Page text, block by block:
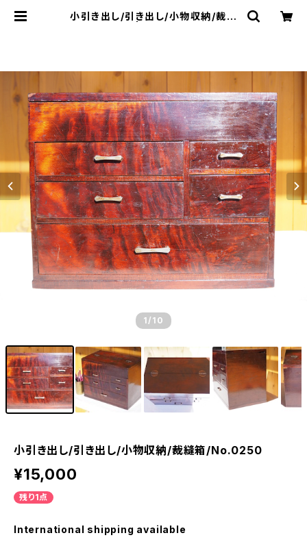
小引き出し/引き出し/小物収納/裁縫
1 /10
小引き出し/引き出し/小物収納/裁縫箱/No.0250
¥15,000
残り1点
International shipping available